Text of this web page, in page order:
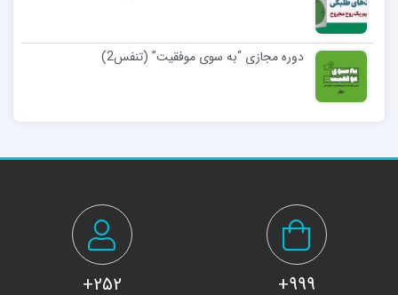
دوره مجازی “به سوی موفقیت” (تنفس2)
999+
252+